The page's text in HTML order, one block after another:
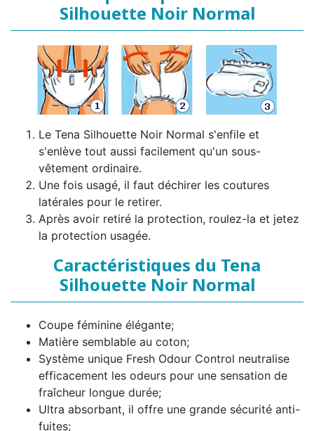
Silhouette Noir Normal
Le Tena Silhouette Noir Normal s'enfile et
s'enlève tout aussi facilement qu'un sous-
vêtement ordinaire.
Une fois usagé, il faut déchirer les coutures
latérales pour le retirer.
Après avoir retiré la protection, roulez-la et jetez
la protection usagée.
Caractéristiques du Tena
Silhouette Noir Normal
Coupe féminine élégante;
Matière semblable au coton;
Système unique Fresh Odour Control neutralise
efficacement les odeurs pour une sensation de
fraîcheur longue durée;
Ultra absorbant, il offre une grande sécurité anti-
fuites;